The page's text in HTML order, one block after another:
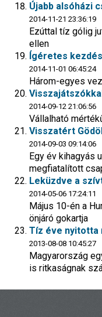
Újabb alsóházi
2014-11-21 23:36:19
Ezúttal tíz gólig
ellen
Ígéretes
2014-11-01 06:45:24
Három-egyes
2014-09-12 21:06:56
Vállalható
Visszatért
2014-09-03 09:14:06
Egy év kihagyás
megfiatalított
Leküzdve a
2014-05-06 17:24:11
Május 10-én a
önjáró gokartja
Tíz éve nyitotta
2013-08-08 10:45:27
Magyarország
is ritkaságnak